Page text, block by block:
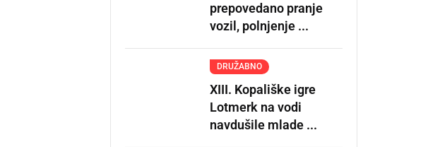
prepovedano pranje
vozil, polnjenje ...
DRUŽABNO
XIII. Kopališke igre
Lotmerk na vodi
navdušile mlade ...